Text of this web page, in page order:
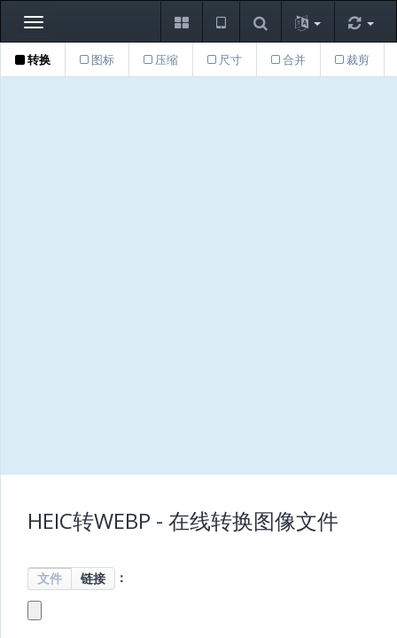
Toggle
navigation
转换 图标 压缩 尺寸 合并 裁剪
HEIC转WEBP - 在线转换图像文件
文件 链接 ：